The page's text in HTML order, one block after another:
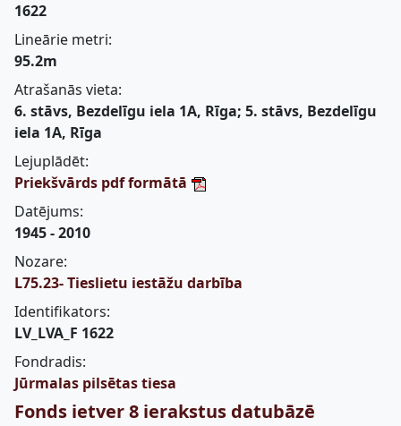
1622
Lineārie metri:
95.2m
Atrašanās vieta:
6. stāvs, Bezdelīgu iela 1A, Rīga; 5. stāvs, Bezdelīgu
iela 1A, Rīga
Lejuplādēt:
Priekšvārds pdf formātā
Datējums:
1945 - 2010
Nozare:
L75.23- Tieslietu iestāžu darbība
Identifikators:
LV_LVA_F 1622
Fondradis:
Jūrmalas pilsētas tiesa
Fonds ietver 8 ierakstus datubāzē